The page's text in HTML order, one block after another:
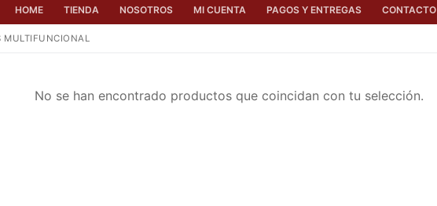
HOME TIENDA NOSOTROS MI CUENTA PAGOS Y ENTREGAS CONTACTO
MULTIFUNCIONAL
No se han encontrado productos que coincidan con tu selección.